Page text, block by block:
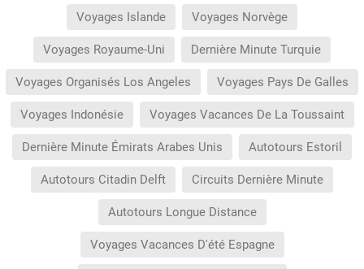
Voyages Islande Voyages Norvège
Voyages Royaume-Uni Dernière Minute Turquie
Voyages Organisés Los Angeles Voyages Pays De Galles
Voyages Indonésie Voyages Vacances De La Toussaint
Dernière Minute Émirats Arabes Unis Autotours Estoril
Autotours Citadin Delft Circuits Dernière Minute
Autotours Longue Distance
Voyages Vacances D'été Espagne